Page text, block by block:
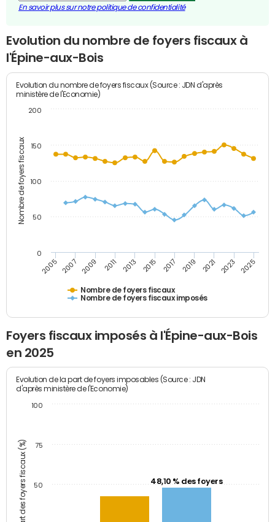
En savoir plus sur notre politique de confidentialité
Evolution du nombre de foyers fiscaux à
l'Épine-aux-Bois
Nombre de foyers fiscaux
Evolution du nombre de foyers fiscaux (Source : JDN d'après
ministère de l'Economie)
Nombre de foyers fiscaux
Nombre de foyers fiscaux imposés
2005 2007 2009 2011 2013 2015 2017 2019 2021 2023 2025
0
50
100
150
200
Foyers fiscaux imposés à l'Épine-aux-Bois
en 2025
Part des foyers fiscaux (%)
Evolution de la part de foyers imposables (Source : JDN
d'après ministère de l'Economie)
48,10 % des foyers
50
75
100